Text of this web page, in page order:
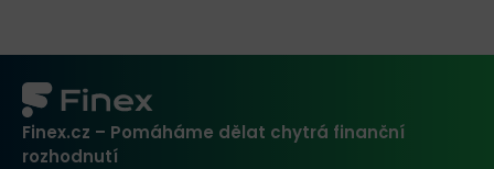
Finex.cz – Pomáháme dělat chytrá finanční
rozhodnutí